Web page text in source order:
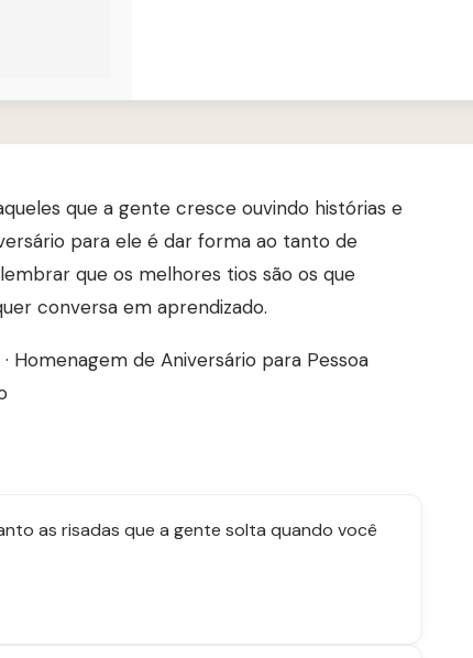
que a gente cresce ouvindo histórias e
para ele é dar forma ao tanto de
que os melhores tios são os que
conversa em aprendizado.
· Homenagem de Aniversário para Pessoa
as risadas que a gente solta quando você